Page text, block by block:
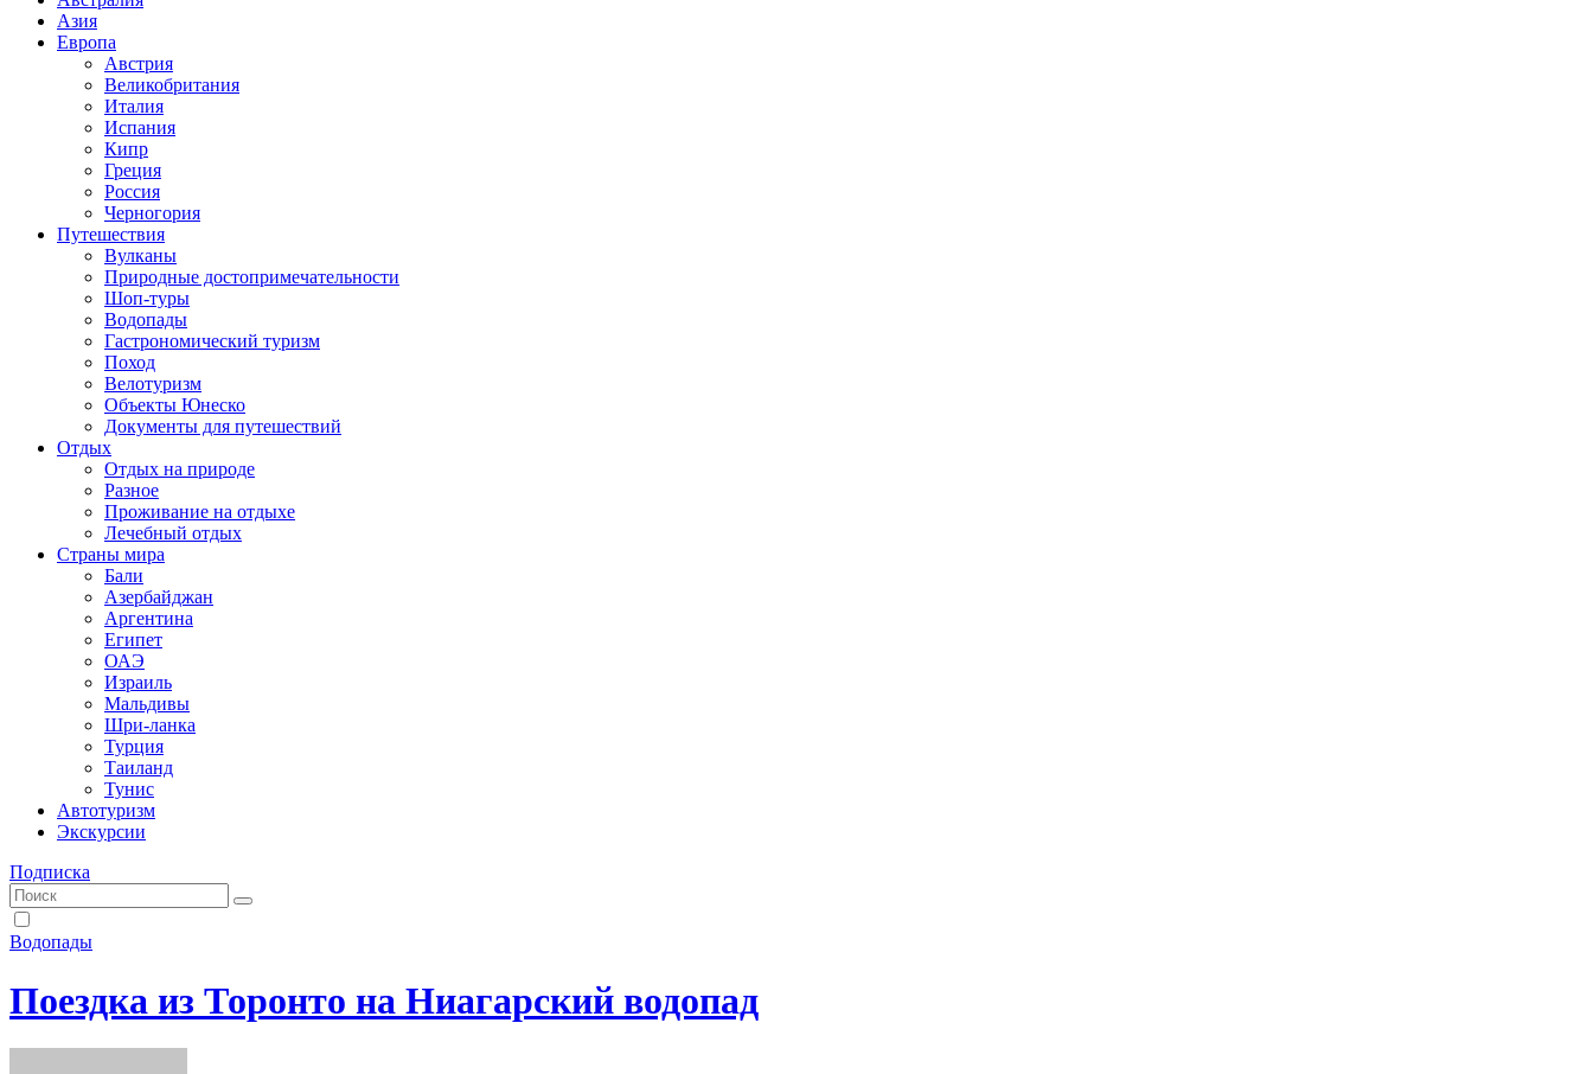
Азия
Европа
Австрия
Великобритания
Италия
Испания
Кипр
Греция
Россия
Черногория
Путешествия
Вулканы
Природные достопримечательности
Шоп-туры
Водопады
Гастрономический туризм
Поход
Велотуризм
Объекты Юнеско
Документы для путешествий
Отдых
Отдых на природе
Разное
Проживание на отдыхе
Лечебный отдых
Страны мира
Бали
Азербайджан
Аргентина
Египет
ОАЭ
Израиль
Мальдивы
Шри-ланка
Турция
Таиланд
Тунис
Автотуризм
Экскурсии
Подписка
Водопады
Поездка из Торонто на Ниагарский водопад